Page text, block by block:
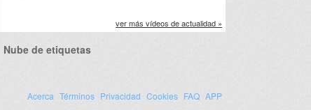
ver más vídeos de actualidad »
Nube de etiquetas
Acerca Términos Privacidad Cookies FAQ APP